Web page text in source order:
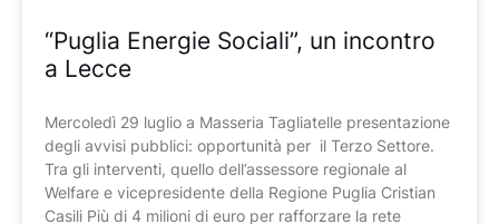
“Puglia Energie Sociali”, un incontro
a Lecce
Mercoledì 29 luglio a Masseria Tagliatelle presentazione
degli avvisi pubblici: opportunità per il Terzo Settore.
Tra gli interventi, quello dell’assessore regionale al
Welfare e vicepresidente della Regione Puglia Cristian
Casili Più di 4 milioni di euro per rafforzare la rete